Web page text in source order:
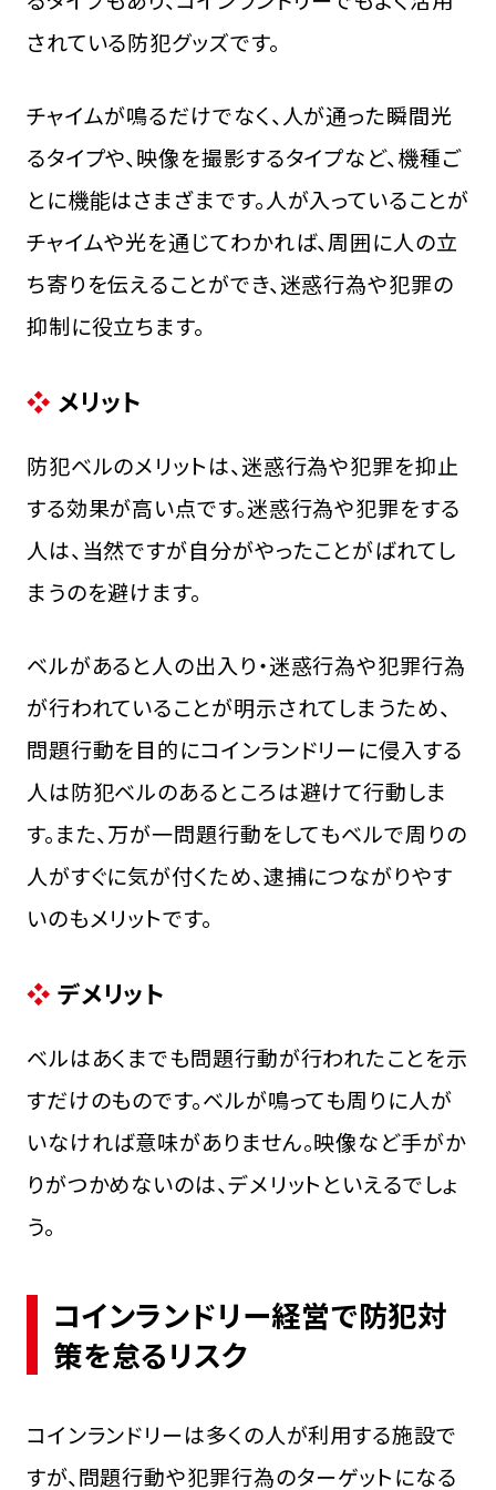
されている防犯グッズです。
チャイムが鳴るだけでなく、人が通った瞬間光
るタイプや、映像を撮影するタイプなど、機種ご
とに機能はさまざまです。人が入っていることが
チャイムや光を通じてわかれば、周囲に人の立
ち寄りを伝えることができ、迷惑行為や犯罪の
抑制に役立ちます。
メリット
防犯ベルのメリットは、迷惑行為や犯罪を抑止
する効果が高い点です。迷惑行為や犯罪をする
人は、当然ですが自分がやったことがばれてし
まうのを避けます。
ベルがあると人の出入り・迷惑行為や犯罪行為
が行われていることが明示されてしまうため、
問題行動を目的にコインランドリーに侵入する
人は防犯ベルのあるところは避けて行動しま
す。また、万が一問題行動をしてもベルで周りの
人がすぐに気が付くため、逮捕につながりやす
いのもメリットです。
デメリット
ベルはあくまでも問題行動が行われたことを示
すだけのものです。ベルが鳴っても周りに人が
いなければ意味がありません。映像など手がか
りがつかめないのは、デメリットといえるでしょ
う。
コインランドリー経営で防犯対
策を怠るリスク
コインランドリーは多くの人が利用する施設で
すが、問題行動や犯罪行為のターゲットになる